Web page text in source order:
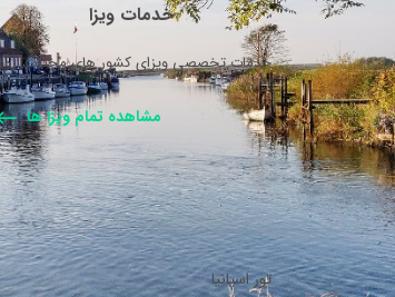
خدمات ویزا
خدمات تخصصی ویزای کشور های مختلف
مشاهده تمام ویزا ها
تور اسپانیا